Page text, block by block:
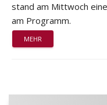
stand am Mittwoch
am Programm.
MEHR